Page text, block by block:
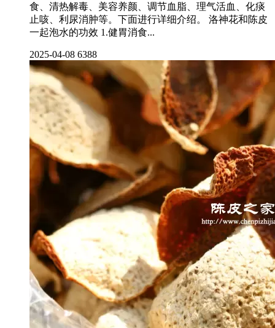
食、清热解毒、美容养颜、调节血脂、理气活血、化痰
止咳、利尿消肿等。下面进行详细介绍。 洛神花和陈皮
一起泡水的功效 1.健胃消食...
2025-04-08 6388